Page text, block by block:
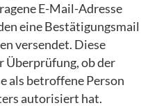
E-Mail-Adresse
eine Bestätigungsmail
versendet. Diese
Überprüfung, ob der
als betroffene Person
autorisiert hat.